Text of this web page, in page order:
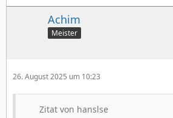
Achim
Meister
26. August 2025 um 10:23
Zitat von hanslse